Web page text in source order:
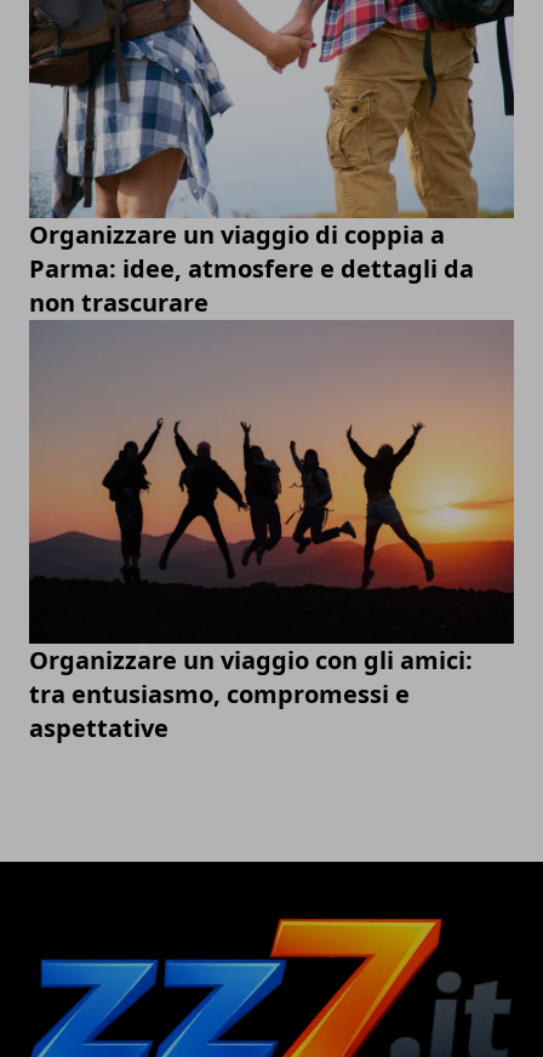
Organizzare un viaggio di coppia a
Parma: idee, atmosfere e dettagli da
non trascurare
Organizzare un viaggio con gli amici:
tra entusiasmo, compromessi e
aspettative